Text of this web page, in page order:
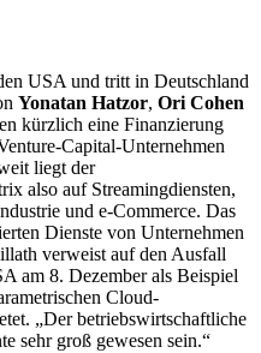
USA und tritt in Deutschland
Yonatan Hatzor, Ori Cohen
kürzlich eine Finanzierung
Capital-Unternehmen
liegt der
also auf Streamingdiensten,
und e-Commerce. Das
Dienste von Unternehmen
verweist auf den Ausfall
am 8. Dezember als Beispiel
Cloud-
„Der betriebswirtschaftliche
sehr groß gewesen sein.“